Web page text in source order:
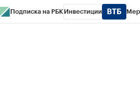
Подписка на РБК Инвестиции